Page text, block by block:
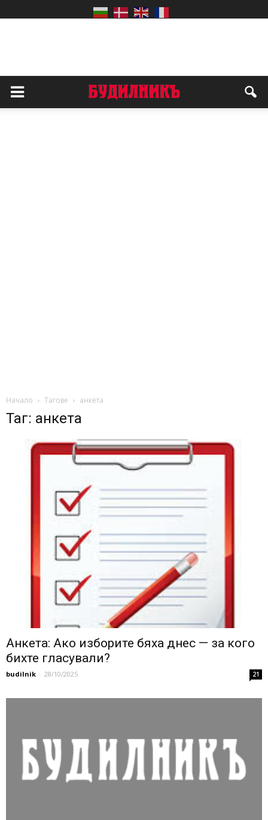
Начало Тагове анкета
Таг: анкета
Анкета: Ако изборите бяха днес — за кого
бихте гласували?
budilnik - 28/10/2025 21